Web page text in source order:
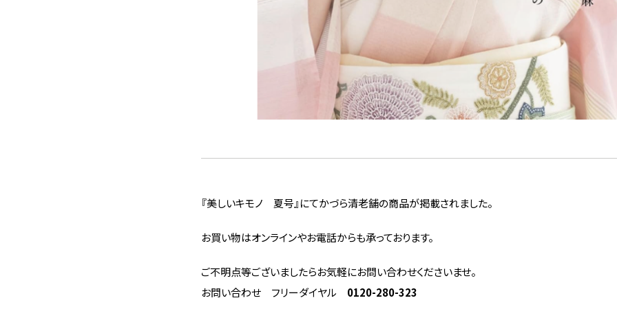
『美しいキモノ 夏号』にてかづら清老舗の商品が掲載されました。
お買い物はオンラインやお電話からも承っております。
ご不明点等ございましたらお気軽にお問い合わせくださいませ。
お問い合わせ フリーダイヤル 0120-280-323